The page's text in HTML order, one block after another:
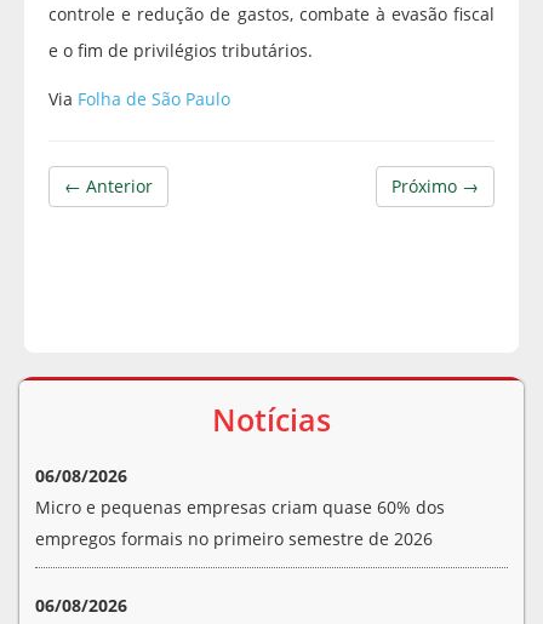
controle e redução de gastos, combate à evasão fiscal
e o fim de privilégios tributários.
Via Folha de São Paulo
Próximo →
← Anterior
Notícias
06/08/2026
Micro e pequenas empresas criam quase 60% dos
empregos formais no primeiro semestre de 2026
06/08/2026